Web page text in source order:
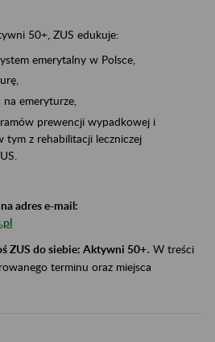
50+, ZUS edukuje:
emerytalny w Polsce,
emeryturze,
prewencji wypadkowej i
tym z rehabilitacji leczniczej
adres e-mail:
ZUS do siebie: Aktywni 50+. W treści
terminu oraz miejsca